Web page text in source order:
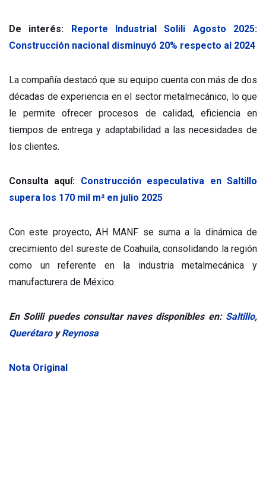
De interés: Reporte Industrial Solili Agosto 2025:
Construcción nacional disminuyó 20% respecto al 2024
La compañía destacó que su equipo cuenta con más de dos
décadas de experiencia en el sector metalmecánico, lo que
le permite ofrecer procesos de calidad, eficiencia en
tiempos de entrega y adaptabilidad a las necesidades de
los clientes.
Consulta aquí: Construcción especulativa en Saltillo
supera los 170 mil m² en julio 2025
Con este proyecto, AH MANF se suma a la dinámica de
crecimiento del sureste de Coahuila, consolidando la región
como un referente en la industria metalmecánica y
manufacturera de México.
En Solili puedes consultar naves disponibles en: Saltillo,
QuerétaroyReynosa
Nota Original